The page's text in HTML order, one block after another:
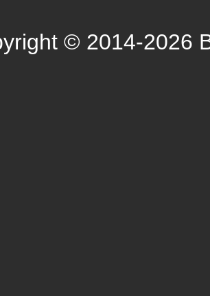
© 2014-2026